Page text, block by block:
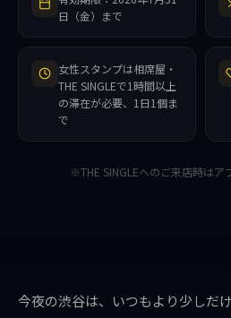
日（金）まで
女性スタンプは相席屋・
THE SINGLEで1時間以上
の滞在が必要、1日1個ま
で
※THE SINGLEへのご来店時はア
今夜の渋谷は、いつもより少しだ